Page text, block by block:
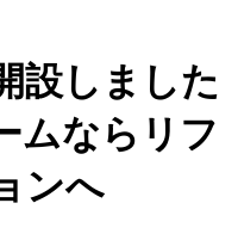
設しました
ムならリフ
ンへ